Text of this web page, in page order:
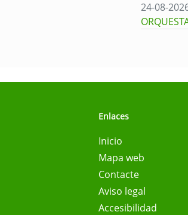
24-08-
Enlaces
Inicio
Mapa web
Contacte
Aviso legal
Accesibilidad